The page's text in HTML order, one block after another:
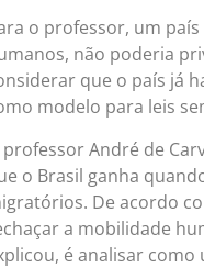
o professor, um
não poderia
que o país já
modelo para leis
professor André de
o Brasil ganha
De acordo
a mobilidade
é analisar